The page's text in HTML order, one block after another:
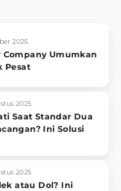
2025
Company Umumkan
Pesat
2025
Saat Standar Dua
Ini Solusi
2025
atau Dol? Ini